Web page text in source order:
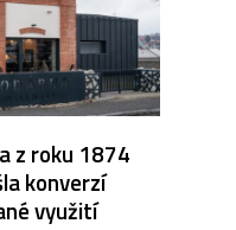
z roku 1874
konverzí
využití